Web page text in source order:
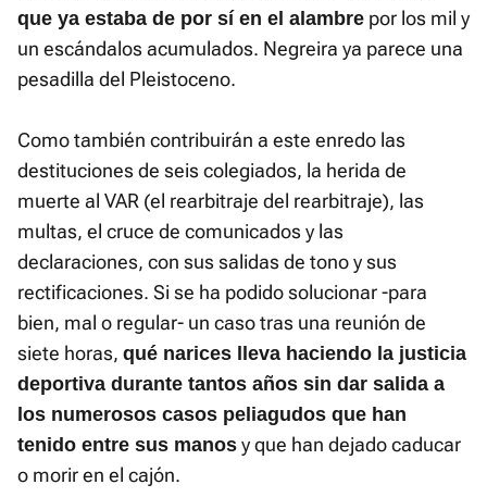
que ya estaba de por sí en el alambre por los mil y
un escándalos acumulados. Negreira ya parece una
pesadilla del Pleistoceno.
Como también contribuirán a este enredo las
destituciones de seis colegiados, la herida de
muerte al VAR (el rearbitraje del rearbitraje), las
multas, el cruce de comunicados y las
declaraciones, con sus salidas de tono y sus
rectificaciones. Si se ha podido solucionar -para
bien, mal o regular- un caso tras una reunión de
siete horas, qué narices lleva haciendo la justicia
deportiva durante tantos años sin dar salida a
los numerosos casos peliagudos que han
tenido entre sus manos y que han dejado caducar
o morir en el cajón.